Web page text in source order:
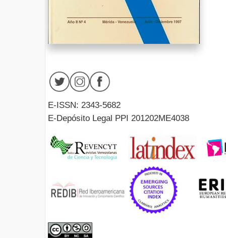
E-ISSN: 2343-5682
E-Depósito Legal PPI 201202ME4038